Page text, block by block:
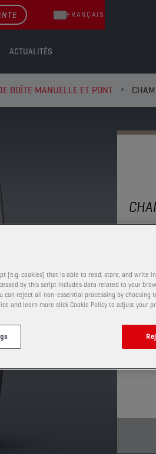
ACTUALITÉS
FRANÇAIS
BOÎTE MANUELLE ET PONT
Il
base
Voir
(e.g. cookies) that is able to read, store, and write
by this script includes data related to your
can reject all non-essential processing by choosing
and learn more click Cookie Policy to adjust your